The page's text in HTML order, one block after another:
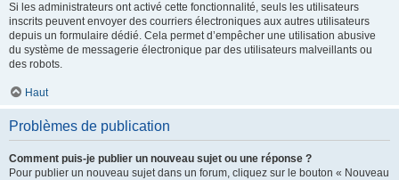
Si les administrateurs ont activé cette fonctionnalité, seuls les utilisateurs
inscrits peuvent envoyer des courriers électroniques aux autres utilisateurs
depuis un formulaire dédié. Cela permet d’empêcher une utilisation abusive
du système de messagerie électronique par des utilisateurs malveillants ou
des robots.
Haut
Problèmes de publication
Comment puis-je publier un nouveau sujet ou une réponse ?
Pour publier un nouveau sujet dans un forum, cliquez sur le bouton « Nouveau